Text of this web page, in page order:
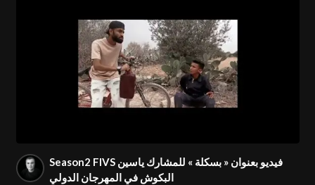
Season2 FIVS فيديو بعنوان « بسكلة » للمشارك ياسين
البكوش في المهرجان الدولي